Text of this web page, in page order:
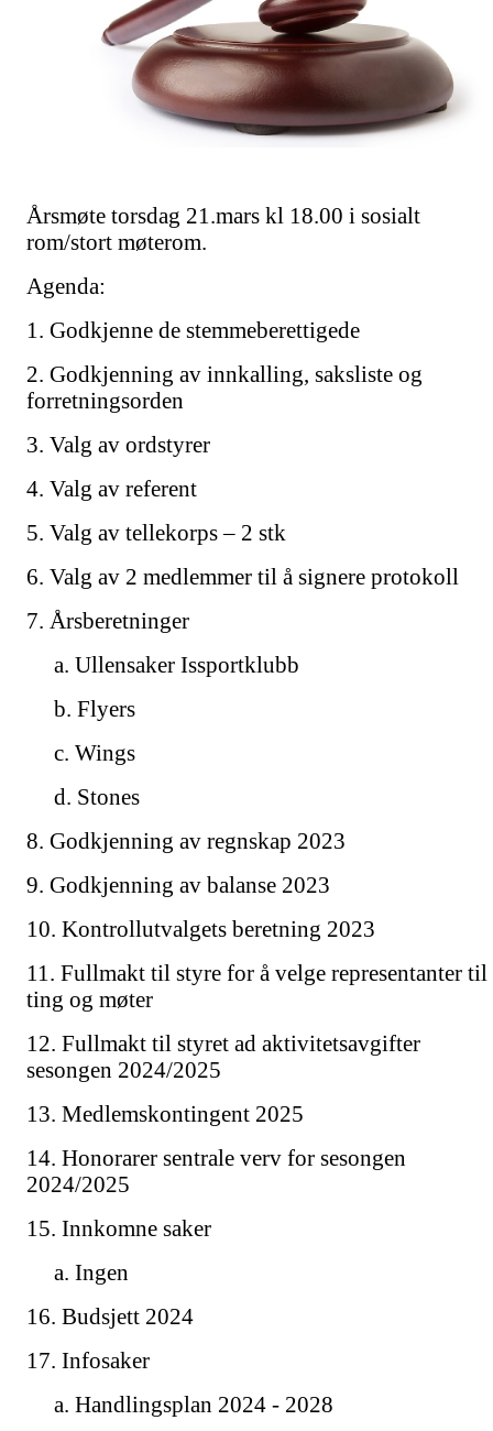
Årsmøte torsdag 21.mars kl 18.00 i sosialt
rom/stort møterom.
Agenda:
1. Godkjenne de stemmeberettigede
2. Godkjenning av innkalling, saksliste og
forretningsorden
3. Valg av ordstyrer
4. Valg av referent
5. Valg av tellekorps – 2 stk
6. Valg av 2 medlemmer til å signere protokoll
7. Årsberetninger
a. Ullensaker Issportklubb
b. Flyers
c. Wings
d. Stones
8. Godkjenning av regnskap 2023
9. Godkjenning av balanse 2023
10. Kontrollutvalgets beretning 2023
11. Fullmakt til styre for å velge representanter til
ting og møter
12. Fullmakt til styret ad aktivitetsavgifter
sesongen 2024/2025
13. Medlemskontingent 2025
14. Honorarer sentrale verv for sesongen
2024/2025
15. Innkomne saker
a. Ingen
16. Budsjett 2024
17. Infosaker
a. Handlingsplan 2024 - 2028